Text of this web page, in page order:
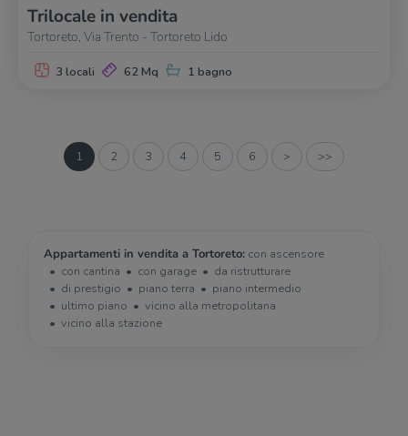
Trilocale in vendita
Tortoreto, Via Trento - Tortoreto Lido
3 locali 62 Mq 1 bagno
1 2 3 4 5 6 > >>
Appartamenti in vendita a Tortoreto: con ascensore
con cantina
con garage
da ristrutturare
di prestigio
piano terra
piano intermedio
ultimo piano
vicino alla metropolitana
vicino alla stazione